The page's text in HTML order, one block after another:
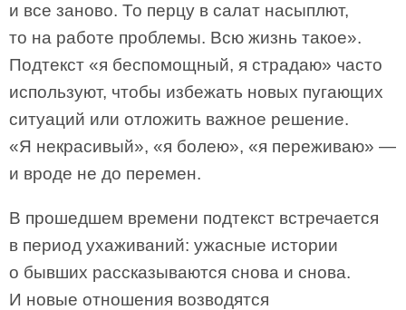
и все заново. То перцу в салат насыплют,
то на работе проблемы. Всю жизнь такое».
Подтекст «я беспомощный, я страдаю» часто
используют, чтобы избежать новых пугающих
ситуаций или отложить важное решение.
«Я некрасивый», «я болею», «я переживаю» —
и вроде не до перемен.
В прошедшем времени подтекст встречается
в период ухаживаний: ужасные истории
о бывших рассказываются снова и снова.
И новые отношения возводятся